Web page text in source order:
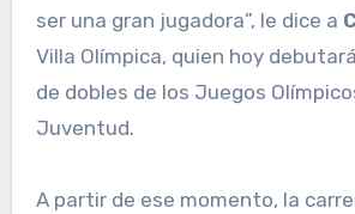
ser una gran jugadora”, le dice a
Villa Olímpica, quien hoy
de dobles de los Juegos
Juventud.
A partir de ese momento, la